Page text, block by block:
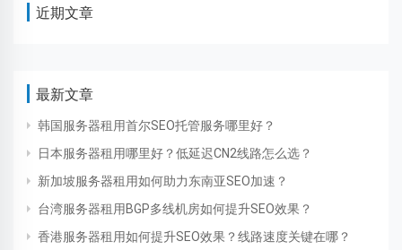
近期文章
最新文章
韩国服务器租用首尔SEO托管服务哪里好？
日本服务器租用哪里好？低延迟CN2线路怎么选？
新加坡服务器租用如何助力东南亚SEO加速？
台湾服务器租用BGP多线机房如何提升SEO效果？
香港服务器租用如何提升SEO效果？线路速度关键在哪？